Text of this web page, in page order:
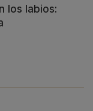
los labios: